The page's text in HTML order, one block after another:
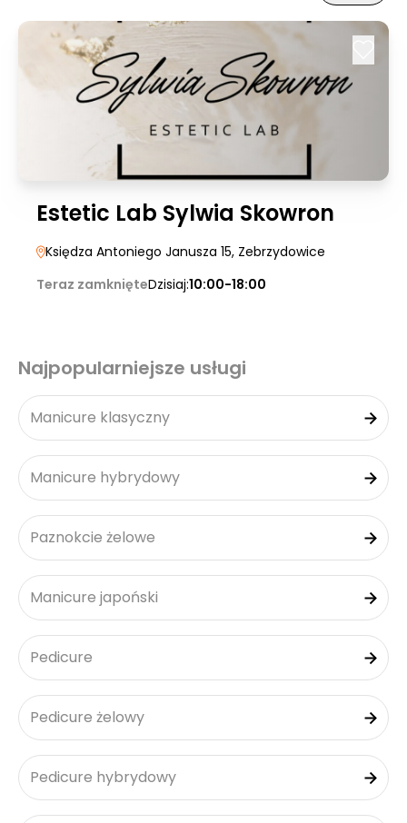
Estetic Lab Sylwia Skowron
Księdza Antoniego Janusza 15, Zebrzydowice
Teraz zamknięteDzisiaj:10:00-18:00
Najpopularniejsze usługi
Manicure klasyczny
Manicure hybrydowy
Paznokcie żelowe
Manicure japoński
Pedicure
Pedicure żelowy
Pedicure hybrydowy